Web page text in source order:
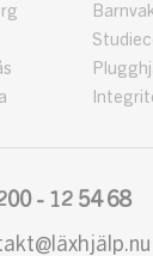
- 12 54 68